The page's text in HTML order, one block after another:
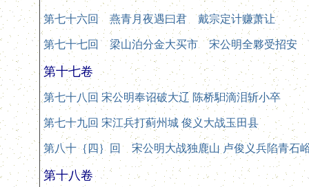
第七十六回 燕青月夜遇曰君 戴宗定计赚萧让
第七十七回 梁山泊分金大买市 宋公明全夥受招安
第十七卷
第七十八回 宋公明奉诏破大辽 陈桥馹滴泪斩小卒
第七十九回 宋江兵打蓟州城 俊义大战玉田县
第八十｛四｝回 宋公明大战独鹿山 卢俊义兵陷青石
第十八卷